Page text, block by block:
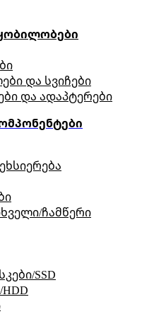
და სვიჩები
და ადაპტერები
ჩამწერი
SSD